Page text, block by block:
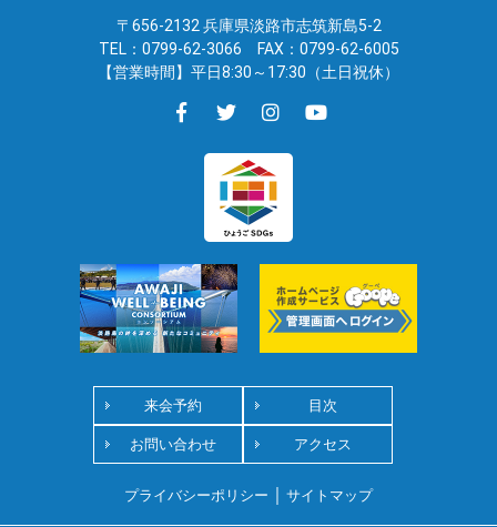
〒656-2132 兵庫県淡路市志筑新島5-2
TEL：0799-62-3066
FAX：0799-62-6005
【営業時間】平日8:30～17:30（土日祝休）
来会予約 目次
お問い合わせ アクセス
プライバシーポリシー ｜ サイトマップ